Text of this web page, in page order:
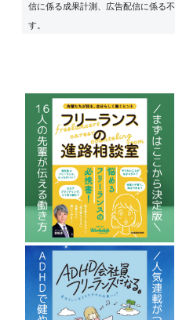
信に係る成果計測、広告配信に係る
す。